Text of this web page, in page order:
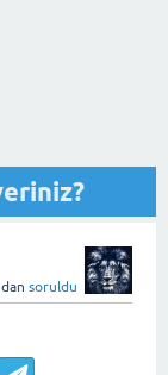
soruldu